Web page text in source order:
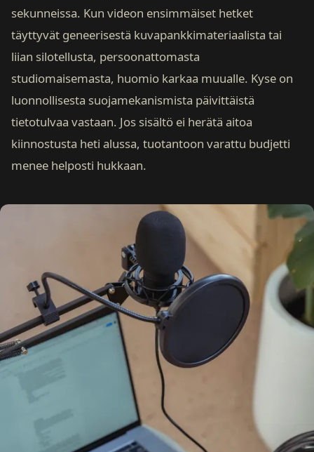
sekunneissa. Kun videon ensimmäiset hetket
täyttyvät geneerisestä kuvapankkimateriaalista tai
liian silotellusta, persoonattomasta
studiomaisemasta, huomio karkaa muualle. Kyse on
luonnollisesta suojamekanismista päivittäistä
tietotulvaa vastaan. Jos sisältö ei herätä aitoa
kiinnostusta heti alussa, tuotantoon varattu budjetti
menee helposti hukkaan.